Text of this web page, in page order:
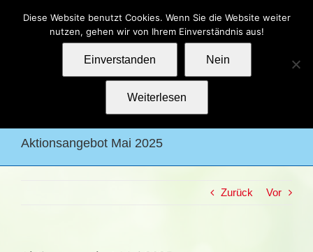
Kontakt Impressum Datenschutz
Aktionsangebot Mai 2025
Zurück Vor
Diese Website benutzt Cookies. Wenn Sie die Website weiter
nutzen, gehen wir von Ihrem Einverständnis aus!
Einverstanden Nein
Weiterlesen